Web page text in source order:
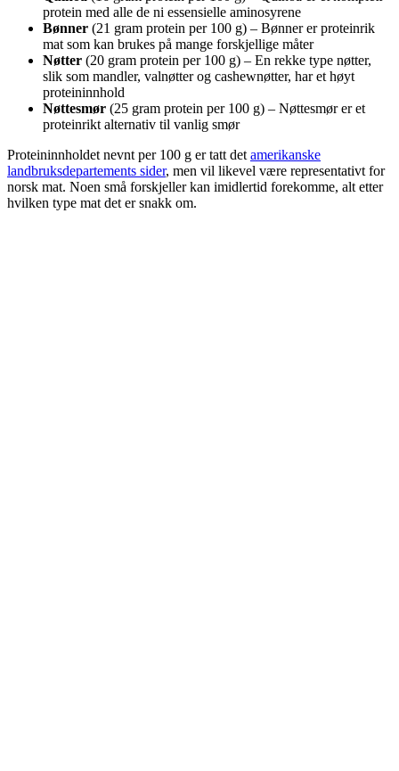
protein med alle de ni essensielle aminosyrene
Bønner (21 gram protein per 100 g) – Bønner er proteinrik
mat som kan brukes på mange forskjellige måter
Nøtter (20 gram protein per 100 g) – En rekke type nøtter,
slik som mandler, valnøtter og cashewnøtter, har et høyt
proteininnhold
Nøttesmør (25 gram protein per 100 g) – Nøttesmør er et
proteinrikt alternativ til vanlig smør
Proteininnholdet nevnt per 100 g er tatt det amerikanske
landbruksdepartements sider, men vil likevel være representativt for
norsk mat. Noen små forskjeller kan imidlertid forekomme, alt etter
hvilken type mat det er snakk om.